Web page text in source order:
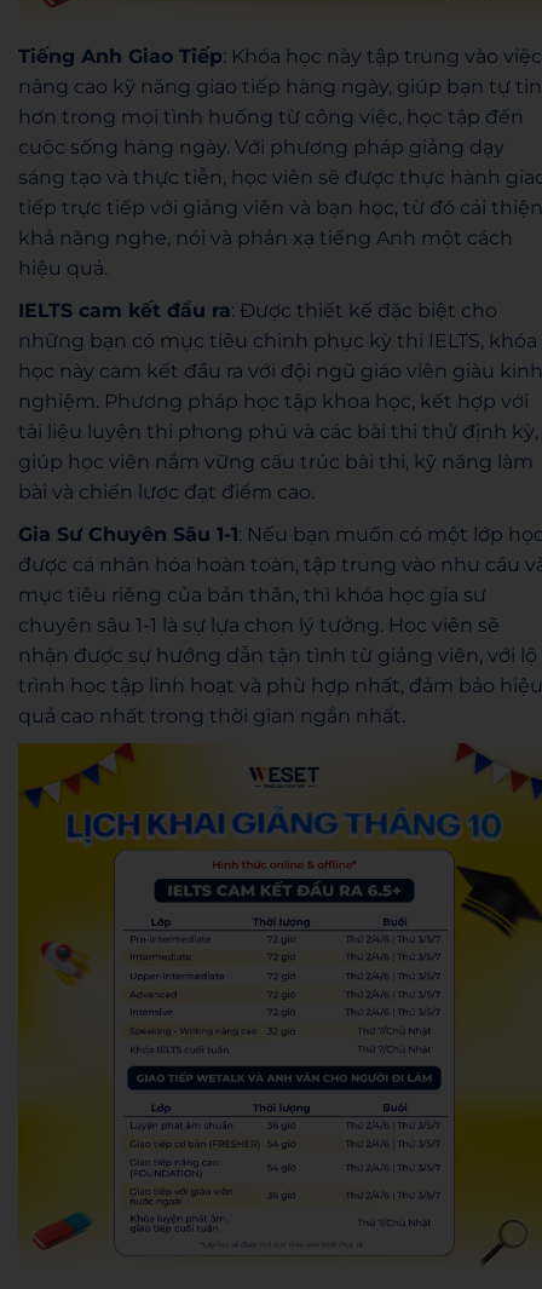
Tiếng Anh Giao Tiếp: Khóa học này tập trung vào việc
nâng cao kỹ năng giao tiếp hàng ngày, giúp bạn tự tin
hơn trong mọi tình huống từ công việc, học tập đến
cuộc sống hàng ngày. Với phương pháp giảng dạy
sáng tạo và thực tiễn, học viên sẽ được thực hành
tiếp trực tiếp với giảng viên và bạn học, từ đó cải thiện
khả năng nghe, nói và phản xạ tiếng Anh một cách
hiệu quả.
IELTS cam kết đầu ra: Được thiết kế đặc biệt cho
những bạn có mục tiêu chinh phục kỳ thi IELTS, khóa
học này cam kết đầu ra với đội ngũ giáo viên giàu kinh
nghiệm. Phương pháp học tập khoa học, kết hợp với
tài liệu luyện thi phong phú và các bài thi thử định kỳ,
giúp học viên nắm vững cấu trúc bài thi, kỹ năng làm
bài và chiến lược đạt điểm cao.
Gia Sư Chuyên Sâu 1-1: Nếu bạn muốn có một lớp
được cá nhân hóa hoàn toàn, tập trung vào nhu cầu
mục tiêu riêng của bản thân, thì khóa học gia sư
chuyên sâu 1-1 là sự lựa chọn lý tưởng. Học viên sẽ
nhận được sự hướng dẫn tận tình từ giảng viên, với lộ
trình học tập linh hoạt và phù hợp nhất, đảm bảo hiệu
quả cao nhất trong thời gian ngắn nhất.